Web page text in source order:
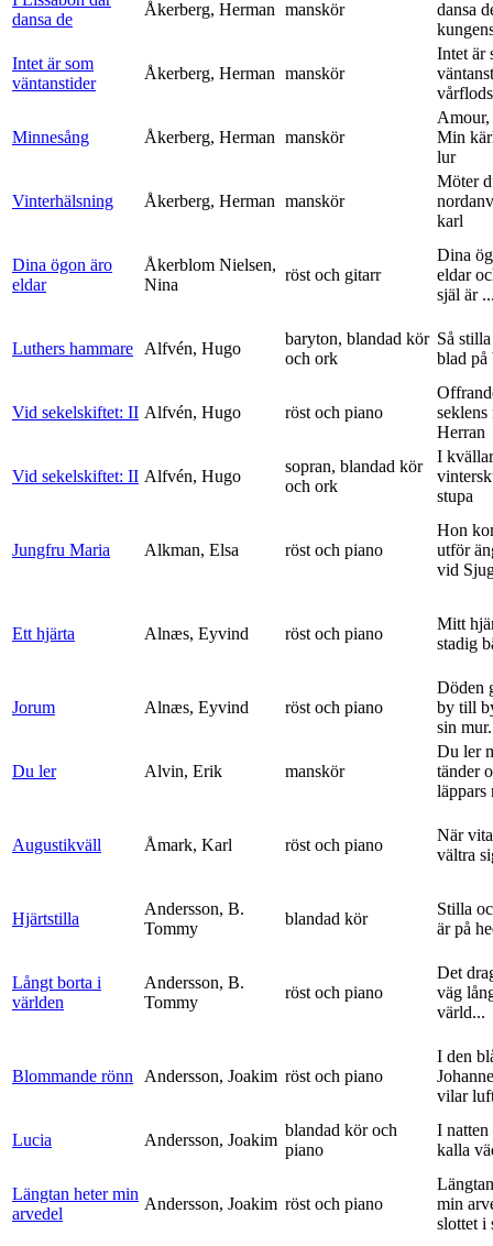
dansa de
Åkerberg, Herman manskör
dansa
Intet är som
väntanstider
Åkerberg, Herman manskör
Intet är
Minnesång Åkerberg, Herman manskör
Min
lur
Vinterhälsning Åkerberg, Herman manskör
Möter
karl
Dina ögon äro
eldar
Åkerblom Nielsen,
Nina
röst och gitarr
Dina
eldar
själ är
Luthers hammare Alfvén, Hugo
baryton, blandad kör
och ork
Så
blad på
Vid sekelskiftet: II Alfvén, Hugo röst och piano
Herran
Vid sekelskiftet: II Alfvén, Hugo
sopran, blandad kör
och ork
I
stupa
Jungfru Maria Alkman, Elsa röst och piano
Hon
utför
vid
Ett hjärta Alnæs, Eyvind röst och piano
Mitt
stadig
Jorum Alnæs, Eyvind röst och piano
Döden
by till
sin
Du ler Alvin, Erik manskör
Du ler
tänder
läppars
Augustikväll Åmark, Karl röst och piano
När
vältra
Hjärtstilla
Andersson, B.
Tommy
blandad kör
Stilla
är på
Långt borta i
världen
Andersson, B.
Tommy
röst och piano
Det
väg
värld...
Blommande rönn Andersson, Joakim röst och piano
I den
vilar
Lucia Andersson, Joakim
blandad kör och
piano
I natten
kalla
Längtan heter min
arvedel
Andersson, Joakim röst och piano
min
slottet i